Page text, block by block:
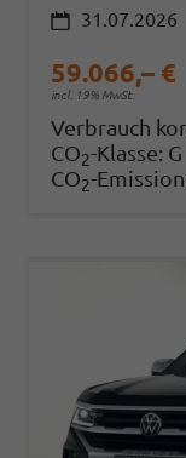
31.07.2026
59.066,– €
incl. 19% MwSt.
Verbrauch
CO2-Klasse: G
CO2-